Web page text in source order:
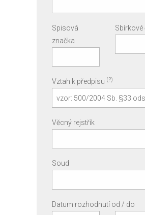
Spisová
značka
Sbírkové
Vztah k předpisu (?)
Věcný rejstřík
Soud
Datum rozhodnutí od / do